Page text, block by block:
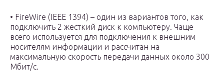
• FireWire (IEEE 1394) – один из вариантов того, как
подключить 2 жесткий диск к компьютеру. Чаще
всего используется для подключения к внешним
носителям информации и рассчитан на
максимальную скорость передачи данных около 300
Мбит/с.